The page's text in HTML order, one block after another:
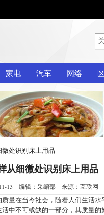
家电 汽车 网络
处识别床上用品
从细微处识别床上用品
11-13 编辑：采编部 来源：互联网
在当今社会，随着人们生活水
中不可或缺的一部分，其质量